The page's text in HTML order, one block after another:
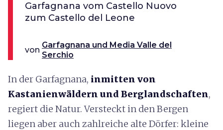
Garfagnana vom Castello Nuovo
zum Castello del Leone
von
Garfagnana und Media Valle del
Serchio
In der Garfagnana, inmitten von
Kastanienwäldern und Berglandschaften,
regiert die Natur. Versteckt in den Bergen
liegen aber auch zahlreiche alte Dörfer: kleine